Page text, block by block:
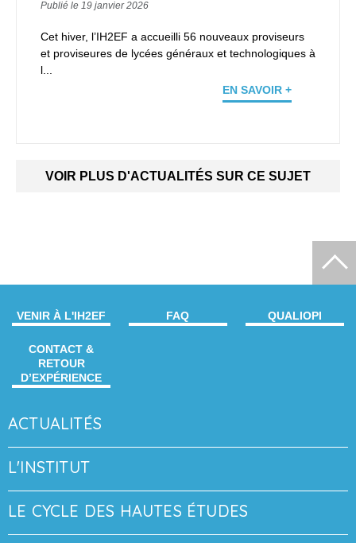
Publié le 19 janvier 2026
Cet hiver, l’IH2EF a accueilli 56 nouveaux proviseurs
et proviseures de lycées généraux et technologiques à
l...
EN SAVOIR +
VOIR PLUS D'ACTUALITÉS SUR CE SUJET
VENIR À L'IH2EF FAQ QUALIOPI
CONTACT &
RETOUR
D’EXPÉRIENCE
ACTUALITÉS
L'INSTITUT
LE CYCLE DES HAUTES ÉTUDES